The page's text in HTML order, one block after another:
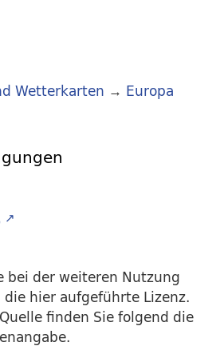
Wetterkarten → Europa
bei der weiteren Nutzung
hier aufgeführte Lizenz.
finden Sie folgend die